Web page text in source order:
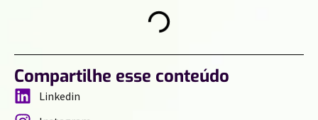
Compartilhe esse conteúdo
Linkedin